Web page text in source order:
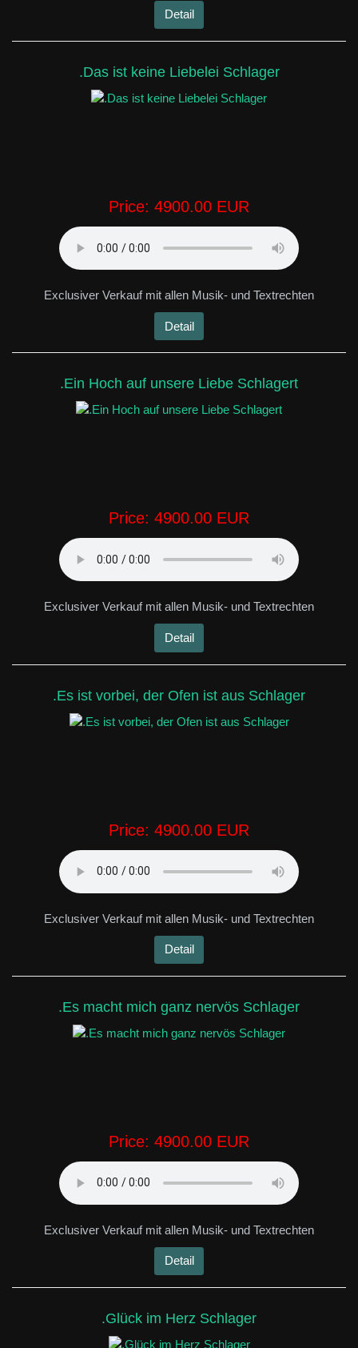
Detail
.Das ist keine Liebelei Schlager
Price: 4900.00 EUR
Exclusiver Verkauf mit allen Musik- und Textrechten
Detail
.Ein Hoch auf unsere Liebe Schlagert
Price: 4900.00 EUR
Exclusiver Verkauf mit allen Musik- und Textrechten
Detail
.Es ist vorbei, der Ofen ist aus Schlager
Price: 4900.00 EUR
Exclusiver Verkauf mit allen Musik- und Textrechten
Detail
.Es macht mich ganz nervös Schlager
Price: 4900.00 EUR
Exclusiver Verkauf mit allen Musik- und Textrechten
Detail
.Glück im Herz Schlager